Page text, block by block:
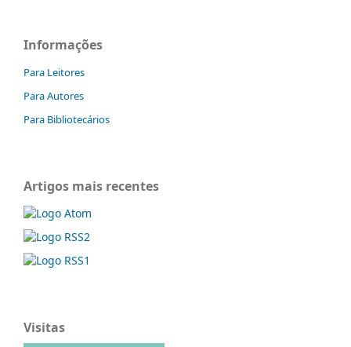
Informações
Para Leitores
Para Autores
Para Bibliotecários
Artigos mais recentes
Visitas